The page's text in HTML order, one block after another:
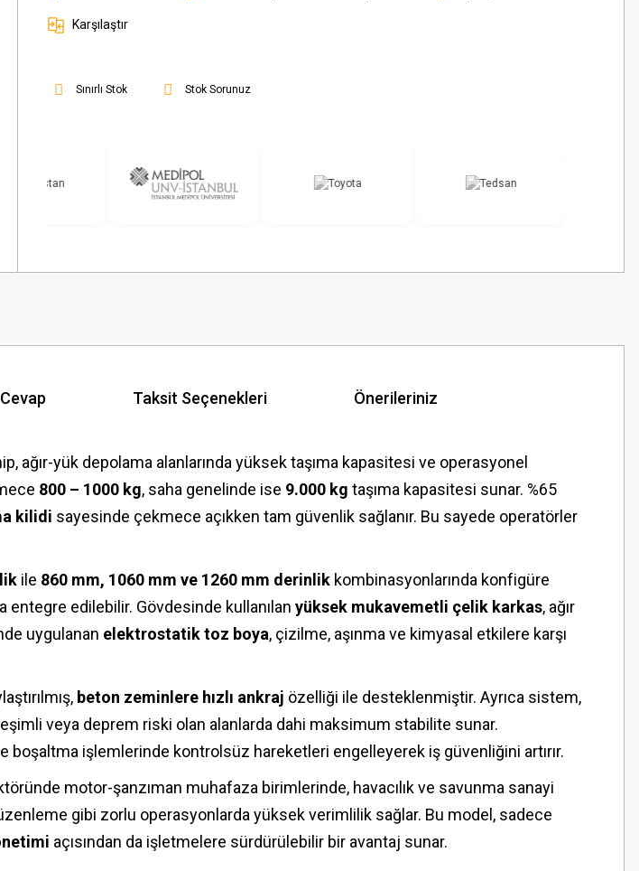
Karşılaştır
Sınırlı Stok Stok Sorunuz
Taksit Seçenekleri Önerileriniz
ağır-yük depolama alanlarında yüksek taşıma kapasitesi ve operasyonel
800 – 1000 kg, saha genelinde ise 9.000 kg taşıma kapasitesi sunar. %65
kilidi sayesinde çekmece açıkken tam güvenlik sağlanır. Bu sayede operatörler
ile 860 mm, 1060 mm ve 1260 mm derinlik kombinasyonlarında konfigüre
edilebilir. Gövdesinde kullanılan yüksek mukavemetli çelik karkas, ağır
uygulanan elektrostatik toz boya, çizilme, aşınma ve kimyasal etkilere karşı
beton zeminlere hızlı ankraj özelliği ile desteklenmiştir. Ayrıca sistem,
veya deprem riski olan alanlarda dahi maksimum stabilite sunar.
boşaltma işlemlerinde kontrolsüz hareketleri engelleyerek iş güvenliğini artırır.
motor-şanzıman muhafaza birimlerinde, havacılık ve savunma sanayi
gibi zorlu operasyonlarda yüksek verimlilik sağlar. Bu model, sadece
açısından da işletmelere sürdürülebilir bir avantaj sunar.